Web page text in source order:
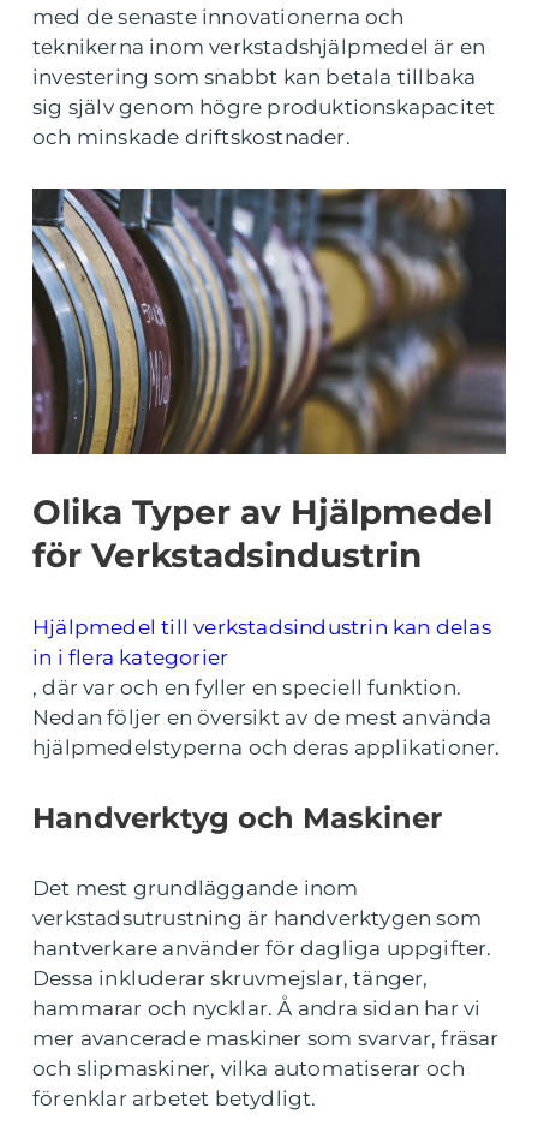
med de senaste innovationerna och
teknikerna inom verkstadshjälpmedel är en
investering som snabbt kan betala tillbaka
sig själv genom högre produktionskapacitet
och minskade driftskostnader.
Olika Typer av Hjälpmedel
för Verkstadsindustrin
Hjälpmedel till verkstadsindustrin kan delas
in i flera kategorier
, där var och en fyller en speciell funktion.
Nedan följer en översikt av de mest använda
hjälpmedelstyperna och deras applikationer.
Handverktyg och Maskiner
Det mest grundläggande inom
verkstadsutrustning är handverktygen som
hantverkare använder för dagliga uppgifter.
Dessa inkluderar skruvmejslar, tänger,
hammarar och nycklar. Å andra sidan har vi
mer avancerade maskiner som svarvar, fräsar
och slipmaskiner, vilka automatiserar och
förenklar arbetet betydligt.